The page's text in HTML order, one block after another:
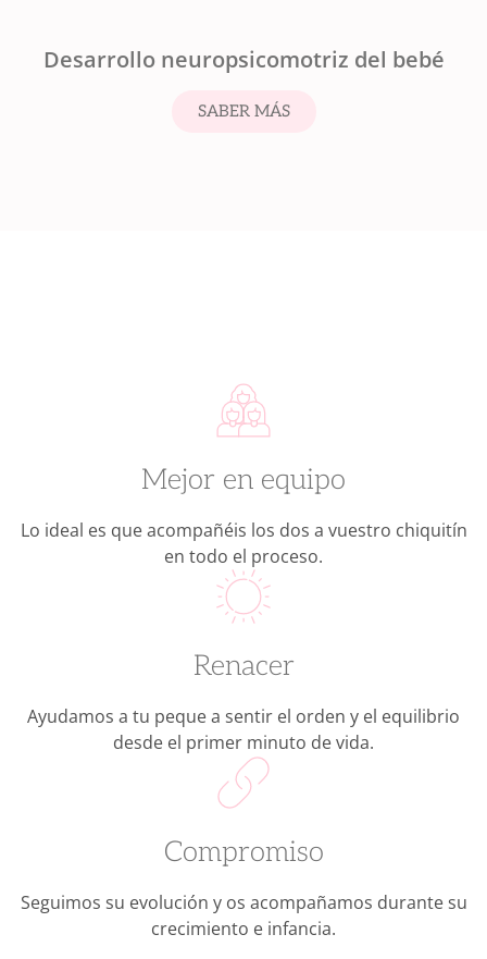
Desarrollo neuropsicomotriz del bebé
SABER MÁS
Mejor en equipo
Lo ideal es que acompañéis los dos a vuestro chiquitín
en todo el proceso.
Renacer
Ayudamos a tu peque a sentir el orden y el equilibrio
desde el primer minuto de vida.
Compromiso
Seguimos su evolución y os acompañamos durante su
crecimiento e infancia.